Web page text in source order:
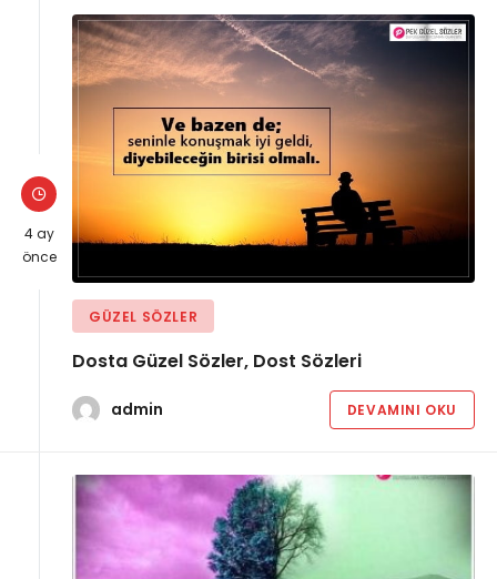
4 ay
önce
GÜZEL SÖZLER
Dosta Güzel Sözler, Dost Sözleri
admin DEVAMINI OKU